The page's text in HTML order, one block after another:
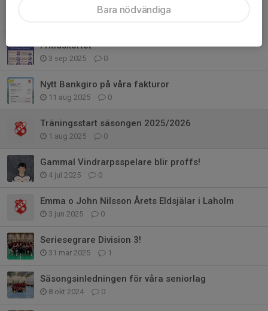
Pappersbeställning
Fritidskortet
3 sep 2025 0
Nytt Bankgiro på våra fakturor
11 aug 2025 0
Träningsstart säsongen 2025/2026
1 aug 2025 0
Gammal Vindrarpsspelare blir proffs!
4 jul 2025 0
Emma o John Nilsson Årets Eldsjälar i Laholm
3 jun 2025 0
Seriesegrare Division 3!
31 mar 2025 1
Säsongsinledningen för våra seniorlag
8 okt 2024 0
Bara nödvändiga